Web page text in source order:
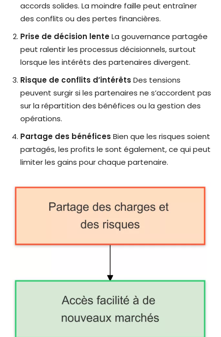
accords solides. La moindre faille peut entraîner
des conflits ou des pertes financières.
Prise de décision lenteLa gouvernance partagée
peut ralentir les processus décisionnels, surtout
lorsque les intérêts des partenaires divergent.
Risque de conflits d’intérêts Des tensions
peuvent surgir si les partenaires ne s’accordent pas
sur la répartition des bénéfices ou la gestion des
opérations.
Partage des bénéfices Bien que les risques soient
partagés, les profits le sont également, ce qui peut
limiter les gains pour chaque partenaire.